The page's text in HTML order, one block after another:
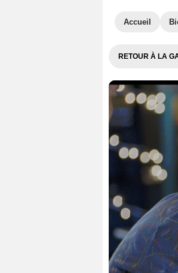
Accueil
RETOUR À LA